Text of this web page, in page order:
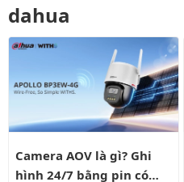
dahua
Camera AOV là gì? Ghi hình
Camera AOV là gì? Ghi
hình 24/7 bằng pin có